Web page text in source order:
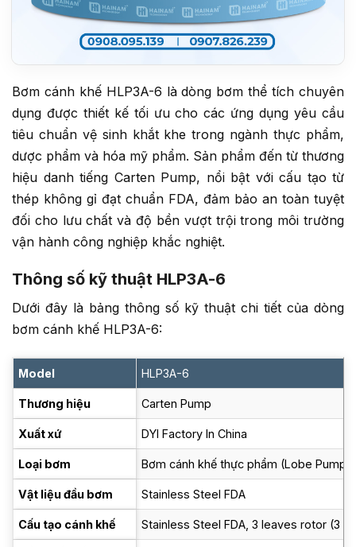
Bơm cánh khế HLP3A-6 là dòng bơm thể tích chuyên
dụng được thiết kế tối ưu cho các ứng dụng yêu cầu
tiêu chuẩn vệ sinh khắt khe trong ngành thực phẩm,
dược phẩm và hóa mỹ phẩm. Sản phẩm đến từ thương
hiệu danh tiếng Carten Pump, nổi bật với cấu tạo từ
thép không gỉ đạt chuẩn FDA, đảm bảo an toàn tuyệt
đối cho lưu chất và độ bền vượt trội trong môi trường
vận hành công nghiệp khắc nghiệt.
Thông số kỹ thuật HLP3A-6
Dưới đây là bảng thông số kỹ thuật chi tiết của dòng
bơm cánh khế HLP3A-6:
Model HLP3A-6
Thương hiệu Carten Pump
Xuất xứ DYI Factory In China
Loại bơm Bơm cánh khế thực phẩm (Lobe Pump)
Vật liệu đầu bơm Stainless Steel FDA
Cấu tạo cánh khế Stainless Steel FDA, 3 leaves rotor (3